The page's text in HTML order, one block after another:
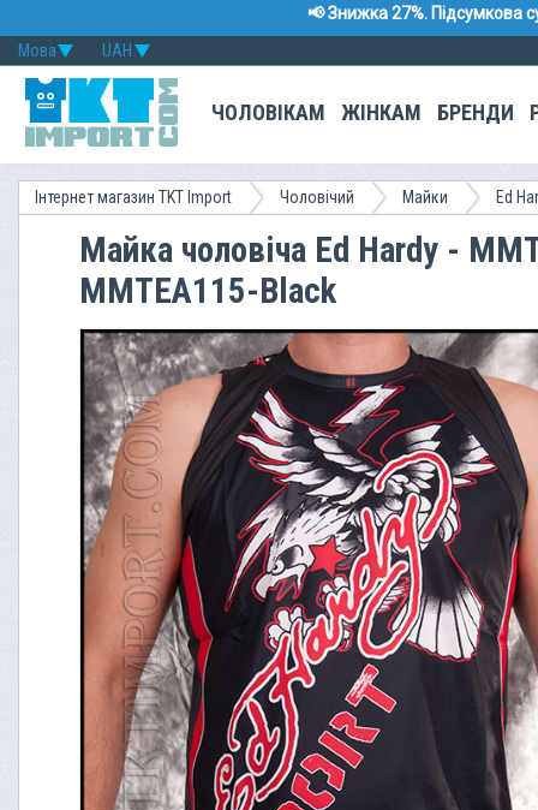
📢 Знижка 27%. Підсумкова
UAH
Мова
ЧОЛОВІКАМ ЖІНКАМ БРЕНДИ
Інтернет магазин TKT Import Чоловічий Майки Ed
Майка чоловіча Ed Hardy -
MMTEA115-Black